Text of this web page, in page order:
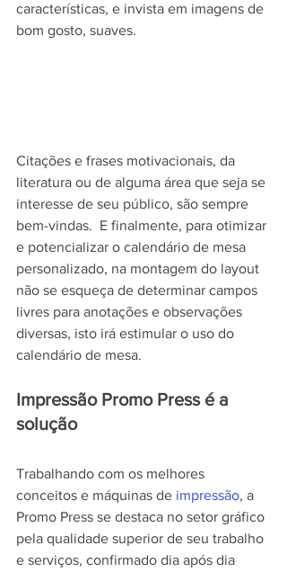
características, e invista em imagens de
bom gosto, suaves.
Citações e frases motivacionais, da
literatura ou de alguma área que seja se
interesse de seu público, são sempre
bem-vindas.  E finalmente, para otimizar
e potencializar o calendário de mesa
personalizado, na montagem do layout
não se esqueça de determinar campos
livres para anotações e observações
diversas, isto irá estimular o uso do
calendário de mesa.
Impressão Promo Press é a
solução
Trabalhando com os melhores
conceitos e máquinas de impressão, a
Promo Press se destaca no setor gráfico
pela qualidade superior de seu trabalho
e serviços, confirmado dia após dia